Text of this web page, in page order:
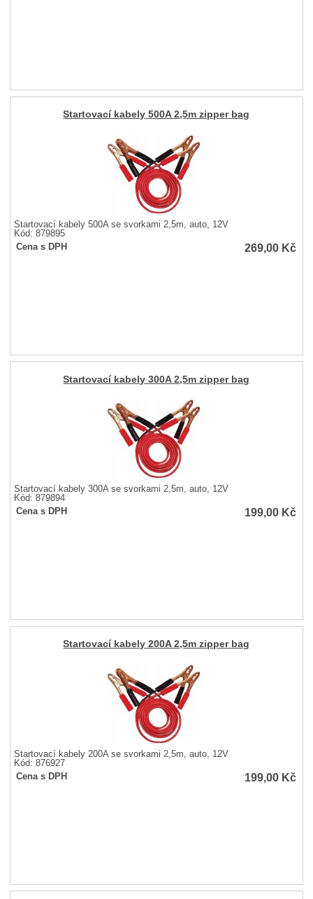
Startovací kabely 500A 2,5m zipper bag
Startovací kabely 500A se svorkami 2,5m, auto, 12V
Kód: 879895
Cena s DPH
269,00 Kč
Startovací kabely 300A 2,5m zipper bag
Startovací kabely 300A se svorkami 2,5m, auto, 12V
Kód: 879894
Cena s DPH
199,00 Kč
Startovací kabely 200A 2,5m zipper bag
Startovací kabely 200A se svorkami 2,5m, auto, 12V
Kód: 876927
Cena s DPH
199,00 Kč